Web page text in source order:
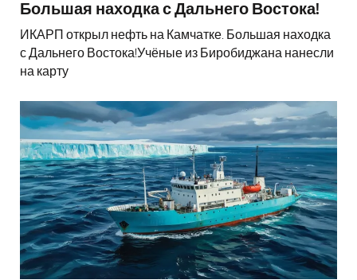
Большая находка с Дальнего Востока!
ИКАРП открыл нефть на Камчатке. Большая находка
с Дальнего Востока!Учёные из Биробиджана нанесли
на карту